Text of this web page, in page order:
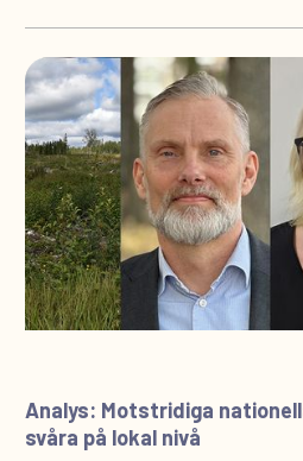
Analys: Motstridiga
svåra på lokal nivå